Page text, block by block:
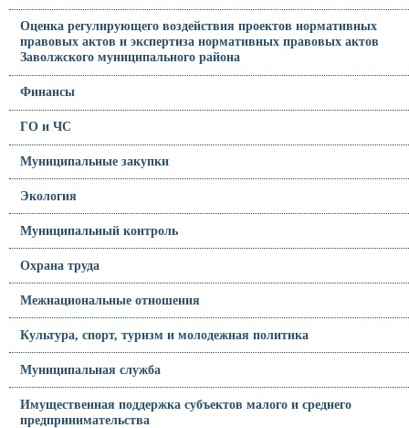
Оценка регулирующего воздействия проектов нормативных
правовых актов и экспертиза нормативных правовых актов
Заволжского муниципального района
Финансы
ГО и ЧС
Муниципальные закупки
Экология
Муниципальный контроль
Охрана труда
Межнациональные отношения
Культура, спорт, туризм и молодежная политика
Муниципальная служба
Имущественная поддержка субъектов малого и среднего
предпринимательства